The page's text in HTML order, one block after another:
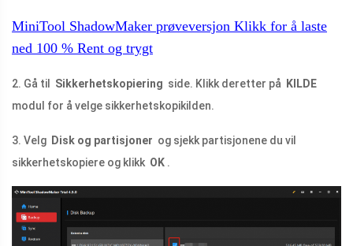
MiniTool ShadowMaker prøveversjon Klikk for å laste
ned 100 % Rent og trygt
2. Gå til Sikkerhetskopiering side. Klikk deretter på
KILDE
modul for å velge sikkerhetskopikilden.
3. Velg Disk og partisjoner og sjekk partisjonene du vil
sikkerhetskopiere og klikk OK .